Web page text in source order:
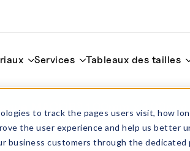
to track the pages users visit, how
the user experience and help us better
business customers through the
Services Tableaux des tailles
MACOR® 100mm x 100mm x